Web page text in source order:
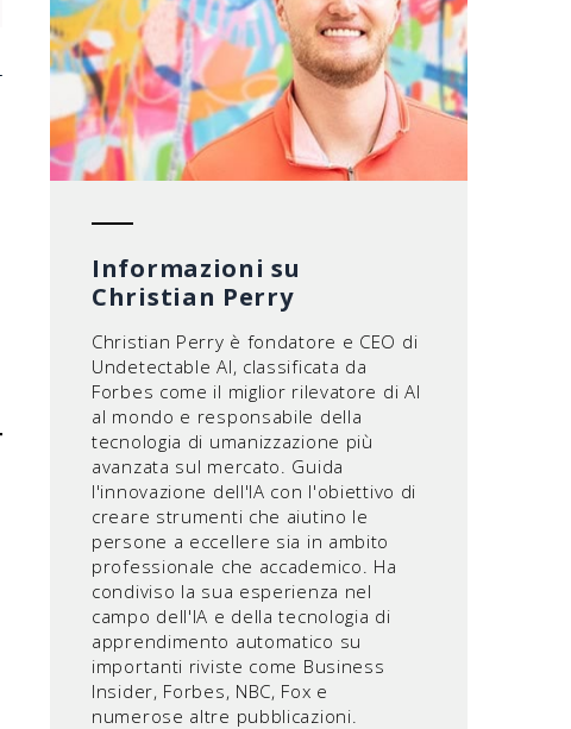
Informazioni su
Christian Perry
Christian Perry è fondatore e CEO di
Undetectable AI, classificata da
Forbes come il miglior rilevatore di AI
al mondo e responsabile della
tecnologia di umanizzazione più
avanzata sul mercato. Guida
l'innovazione dell'IA con l'obiettivo di
creare strumenti che aiutino le
persone a eccellere sia in ambito
professionale che accademico. Ha
condiviso la sua esperienza nel
campo dell'IA e della tecnologia di
apprendimento automatico su
importanti riviste come Business
Insider, Forbes, NBC, Fox e
numerose altre pubblicazioni.